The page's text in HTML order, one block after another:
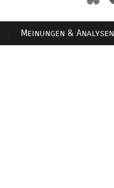
Meinungen & Analysen